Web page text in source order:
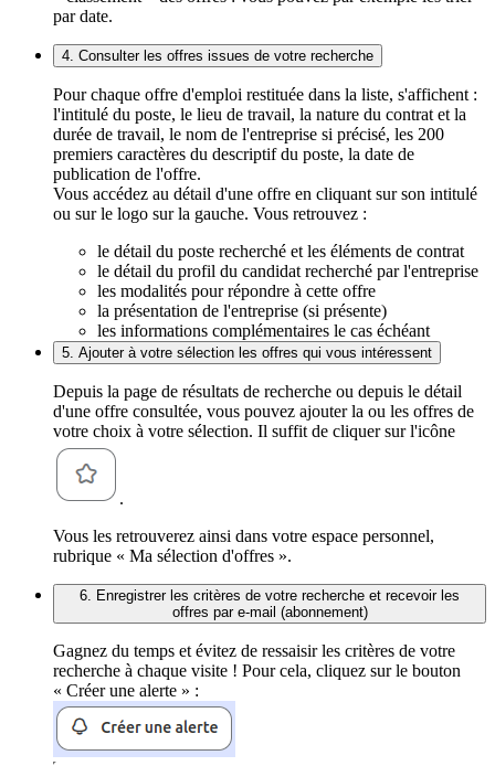
par date.
4. Consulter les offres issues de votre recherche
Pour chaque offre d'emploi restituée dans la liste, s'affichent :
l'intitulé du poste, le lieu de travail, la nature du contrat et la
durée de travail, le nom de l'entreprise si précisé, les 200
premiers caractères du descriptif du poste, la date de
publication de l'offre.
Vous accédez au détail d'une offre en cliquant sur son intitulé
ou sur le logo sur la gauche. Vous retrouvez :
le détail du poste recherché et les éléments de contrat
le détail du profil du candidat recherché par l'entreprise
les modalités pour répondre à cette offre
la présentation de l'entreprise (si présente)
les informations complémentaires le cas échéant
5. Ajouter à votre sélection les offres qui vous intéressent
Depuis la page de résultats de recherche ou depuis le détail
d'une offre consultée, vous pouvez ajouter la ou les offres de
votre choix à votre sélection. Il suffit de cliquer sur l'icône
.
Vous les retrouverez ainsi dans votre espace personnel,
rubrique « Ma sélection d'offres ».
6. Enregistrer les critères de votre recherche et recevoir les
offres par e-mail (abonnement)
Gagnez du temps et évitez de ressaisir les critères de votre
recherche à chaque visite ! Pour cela, cliquez sur le bouton
« Créer une alerte » :